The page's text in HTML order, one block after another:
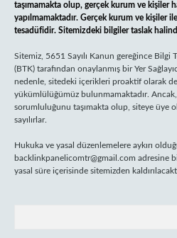
taşımamakta olup, gerçek kurum ve kişiler
yapılmamaktadır. Gerçek kurum ve kişiler
tesadüfidir. Sitemizdeki bilgiler taslak
Sitemiz, 5651 Sayılı Kanun gereğince
(BTK) tarafından onaylanmış bir Yer
nedenle, sitedeki içerikleri proaktif olarak
yükümlülüğümüz bulunmamaktadır.
sorumluluğunu taşımakta olup, siteye üye
sayılırlar.
Hukuka ve yasal düzenlemelere aykırı
backlinkpanelicomtr@gmail.com adresine
yasal süre içerisinde sitemizden